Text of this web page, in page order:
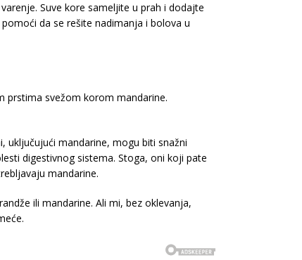
Suve kore sameljite u prah i dodajte
da se rešite nadimanja i bolova u
prstima svežom korom mandarine.
uključujući mandarine, mogu biti snažni
digestivnog sistema. Stoga, oni koji pate
mandarine.
ili mandarine. Ali mi, bez oklevanja,